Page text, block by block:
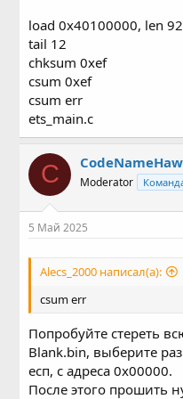
load 0x40100000, len
tail 12
chksum 0xef
csum 0xef
csum err
ets_main.c
C Moderator
5 Май 2025
Alecs_2000 написал(а):
csum err
Попробуйте стереть
Blank.bin, выберите
есп, с адреса 0х00000.
После этого прошить